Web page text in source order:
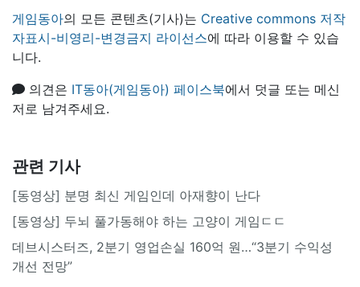
게임동아의 모든 콘텐츠(기사)는 Creative commons 저작
자표시-비영리-변경금지 라이선스에 따라 이용할 수 있습
니다.
의견은 IT동아(게임동아) 페이스북에서 덧글 또는 메신
저로 남겨주세요.
관련 기사
[동영상] 분명 최신 게임인데 아재향이 난다
[동영상] 두뇌 풀가동해야 하는 고양이 게임ㄷㄷ
데브시스터즈, 2분기 영업손실 160억 원…“3분기 수익성
개선 전망”